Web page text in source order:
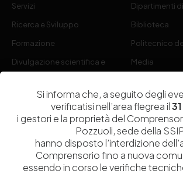
Servizi
Ricerca e Sviluppo
Formazione
Divulgazione scientifica e
Contribuenti
Contatti
Dipartimenti
Biblioteca
Politecnico
Media
Tutela
Si informa che, a seguito degli
verificatisi nell’area flegrea il
i gestori e la proprietà del
Pozzuoli, sede della
hanno disposto l’interdizione
Comprensorio fino a nuova
essendo in corso le verifiche